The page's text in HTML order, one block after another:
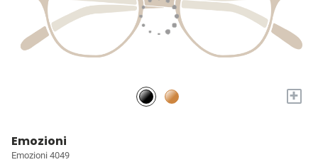
+
Emozioni
Emozioni 4049